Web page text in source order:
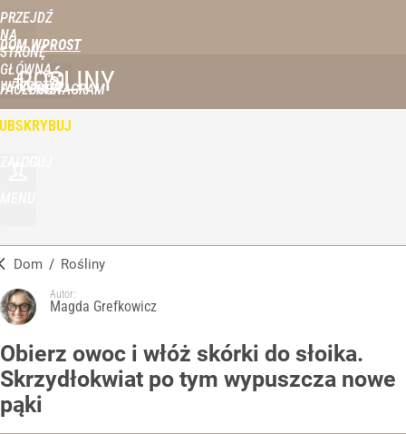
PRZEJDŹ
NA
STRONĘ
GŁÓWNĄ
WPROST.PL
DOM WPROST
FACEBOOKINSTAGRAM
ROŚLINY
Dom / Rośliny
Autor:
Magda Grefkowicz
Obierz owoc i włóż skórki do słoika.
Skrzydłokwiat po tym wypuszcza nowe
pąki